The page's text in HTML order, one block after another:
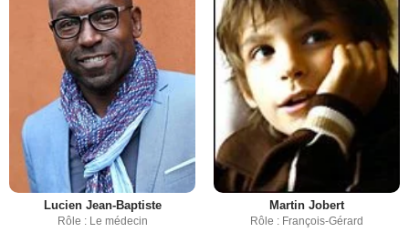
Lucien Jean-Baptiste
Rôle : Le médecin
Martin Jobert
Rôle : François-Gérard